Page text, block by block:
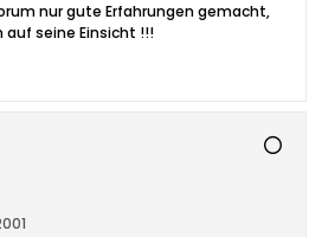
nur gute Erfahrungen gemacht,
seine Einsicht !!!